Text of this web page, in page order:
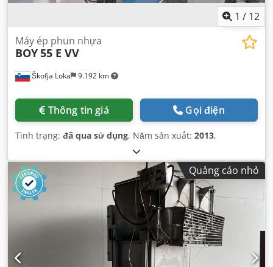
1 / 12
Škofja Loka 9.192 km
Máy ép phun nhựa
BOY55 E VV
Thông tin giá Gọi điện
Tình trạng: đã qua sử dụng, Năm sản xuất: 2013,
Quảng cáo nhỏ